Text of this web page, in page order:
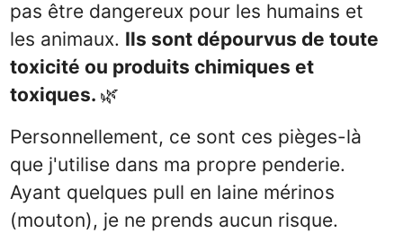
pas être dangereux pour les humains et
les animaux. Ils sont dépourvus de toute
toxicité ou produits chimiques et
toxiques. 🌿
Personnellement, ce sont ces pièges-là
que j'utilise dans ma propre penderie.
Ayant quelques pull en laine mérinos
(mouton), je ne prends aucun risque.